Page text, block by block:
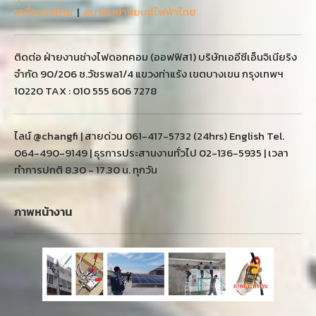
064-490-9149 | ธุรการประสานงานทั่วไป 02-136-5935 | เวลา
ทำการปกติ 8.30 - 17.30 น. ทุกวัน
ภาพหน้างาน
ตัวอย่างลูกค้า